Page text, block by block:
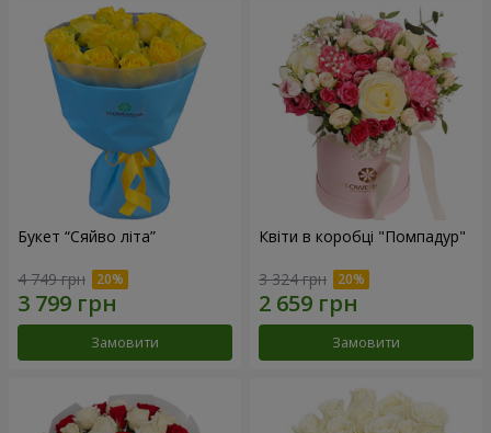
Букет “Сяйво літа”
4 749 грн
Замовити
Квіти в коробці "Помпадур"
3 324 грн
Замовити